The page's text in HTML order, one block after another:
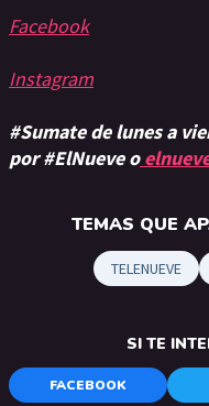
Facebook
Instagram
#Sumate de lunes a
por #ElNueve o
TEMAS QUE
TELENUEVE
SI TE
FACEBOOK